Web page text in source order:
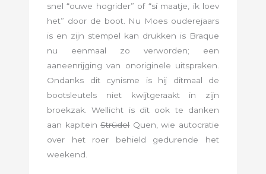
snel “ouwe hogrider” of “sí maatje, ik loev
het” door de boot. Nu Moes ouderejaars
is en zijn stempel kan drukken is Braque
nu eenmaal zo verworden; een
aaneenrijging van onoriginele uitspraken.
Ondanks dit cynisme is hij ditmaal de
bootsleutels niet kwijtgeraakt in zijn
broekzak. Wellicht is dit ook te danken
aan kapiteinStrüdelQuen, wie autocratie
over het roer behield gedurende het
weekend.